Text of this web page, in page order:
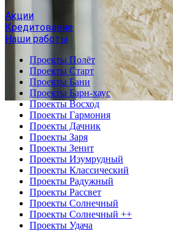
Акции
Кредитование
Наши работы
Проекты Полёт
Проекты Старт
Проекты Бани
Проекты Барн-хаус
Проекты Восход
Проекты Гармония
Проекты Дачник
Проекты Заря
Проекты Зенит
Проекты Изумрудный
Проекты Классический
Проекты Радужный
Проекты Рассвет
Проекты Солнечный
Проекты Солнечный ++
Проекты Удача